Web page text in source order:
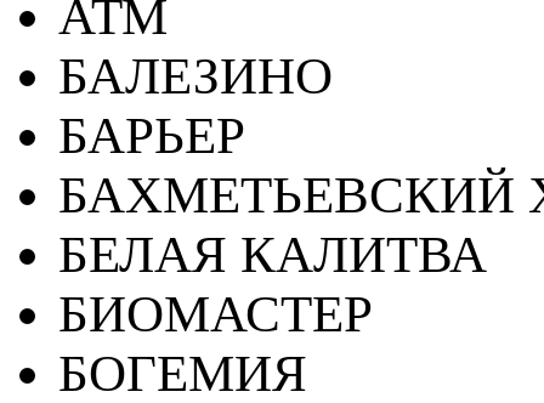
АТМ
БАЛЕЗИНО
БАРЬЕР
БАХМЕТЬЕВСКИЙ
БЕЛАЯ КАЛИТВА
БИОМАСТЕР
БОГЕМИЯ